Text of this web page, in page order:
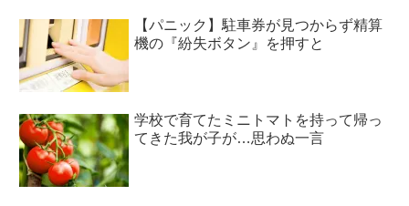
【パニック】駐車券が見つからず精算
機の『紛失ボタン』を押すと
学校で育てたミニトマトを持って帰っ
てきた我が子が…思わぬ一言